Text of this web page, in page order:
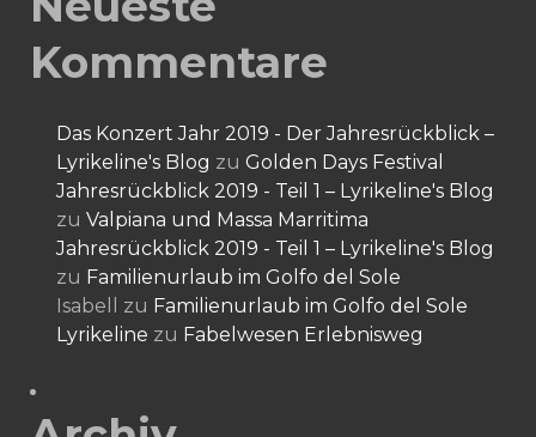
Kommentare
Das Konzert Jahr 2019 - Der Jahresrückblick –
Lyrikeline's Blog zu Golden Days Festival
Jahresrückblick 2019 - Teil 1 – Lyrikeline's Blog
zu Valpiana und Massa Marritima
Jahresrückblick 2019 - Teil 1 – Lyrikeline's Blog
zu Familienurlaub im Golfo del Sole
Isabell
zu Familienurlaub im Golfo del Sole
Lyrikeline zu Fabelwesen Erlebnisweg